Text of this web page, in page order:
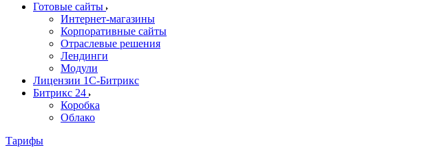
Готовые сайты
Интернет-магазины
Корпоративные сайты
Отраслевые решения
Лендинги
Модули
Лицензии 1С-Битрикс
Битрикс 24
Коробка
Облако
Тарифы